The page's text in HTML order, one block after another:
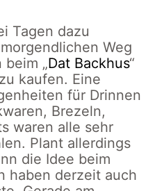
Tagen dazu
Weg
„Dat Backhus“
kaufen. Eine
für Drinnen
Brezeln,
waren alle sehr
Plant allerdings
die Idee beim
haben derzeit auch